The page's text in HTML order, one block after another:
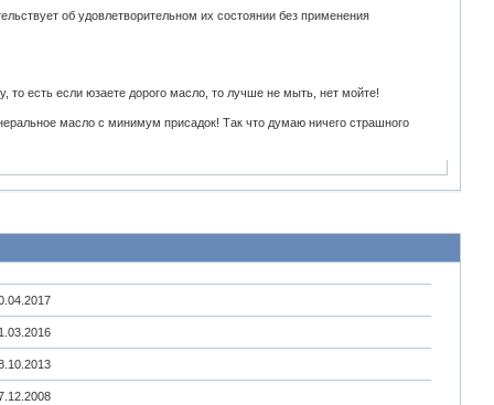
об удовлетворительном их состоянии без применения
то есть если юзаете дорого масло, то лучше не мыть, нет мойте!
масло с минимум присадок! Так что думаю ничего страшного